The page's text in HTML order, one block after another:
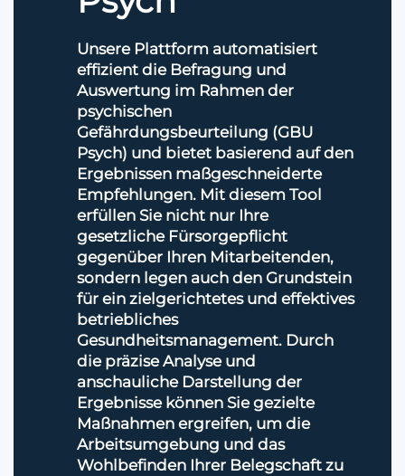
Unsere Plattform automatisiert
effizient die Befragung und
Auswertung im Rahmen der
psychischen
Gefährdungsbeurteilung (GBU
Psych) und bietet basierend auf den
Ergebnissen maßgeschneiderte
Empfehlungen. Mit diesem Tool
erfüllen Sie nicht nur Ihre
gesetzliche Fürsorgepflicht
gegenüber Ihren Mitarbeitenden,
sondern legen auch den Grundstein
für ein zielgerichtetes und effektives
betriebliches
Gesundheitsmanagement. Durch
die präzise Analyse und
anschauliche Darstellung der
Ergebnisse können Sie gezielte
Maßnahmen ergreifen, um die
Arbeitsumgebung und das
Wohlbefinden Ihrer Belegschaft zu